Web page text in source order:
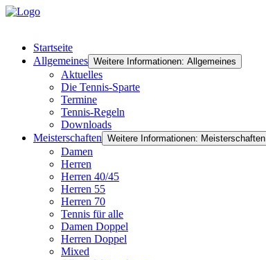
Startseite
Allgemeines Weitere Informationen: Allgemeines
Aktuelles
Die Tennis-Sparte
Termine
Tennis-Regeln
Downloads
Meisterschaften Weitere Informationen: Meisterschaften
Damen
Herren
Herren 40/45
Herren 55
Herren 70
Tennis für alle
Damen Doppel
Herren Doppel
Mixed